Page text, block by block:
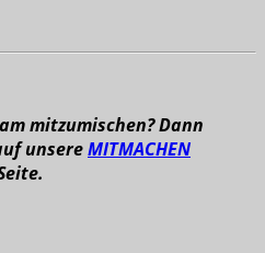
mitzumischen? Dann
unsereMITMACHEN